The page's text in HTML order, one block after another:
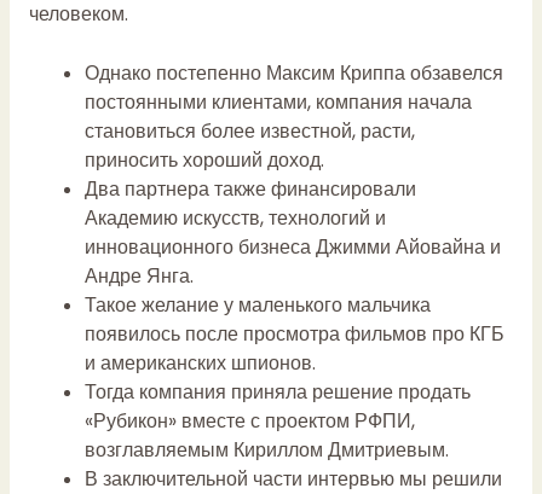
человеком.
Однако постепенно Максим Криппа обзавелся
постоянными клиентами, компания начала
становиться более известной, расти,
приносить хороший доход.
Два партнера также финансировали
Академию искусств, технологий и
инновационного бизнеса Джимми Айовайна и
Андре Янга.
Такое желание у маленького мальчика
появилось после просмотра фильмов про КГБ
и американских шпионов.
Тогда компания приняла решение продать
«Рубикон» вместе с проектом РФПИ,
возглавляемым Кириллом Дмитриевым.
В заключительной части интервью мы решили